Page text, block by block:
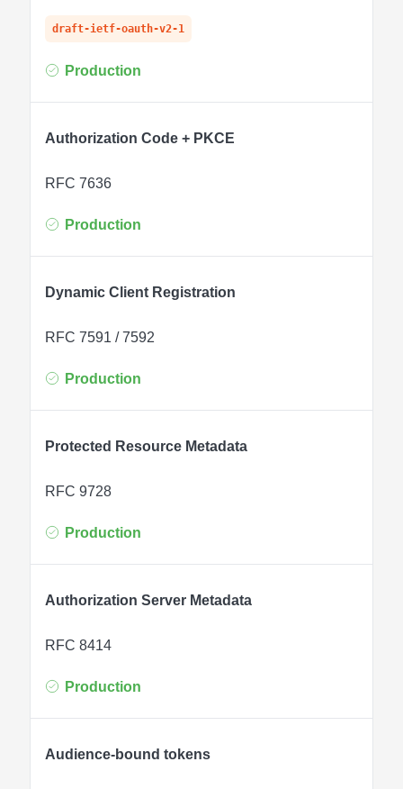
draft-ietf-oauth-v2-1
Production
Authorization Code + PKCE
RFC 7636
Production
Dynamic Client Registration
RFC 7591 / 7592
Production
Protected Resource Metadata
RFC 9728
Production
Authorization Server Metadata
RFC 8414
Production
Audience-bound tokens